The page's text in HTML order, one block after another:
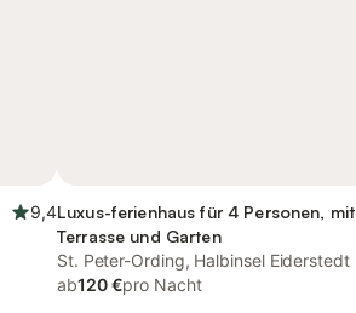
9,4Luxus-ferienhaus für 4 Personen, mit
Terrasse und Garten
St. Peter-Ording, Halbinsel Eiderstedt
ab120 €pro Nacht